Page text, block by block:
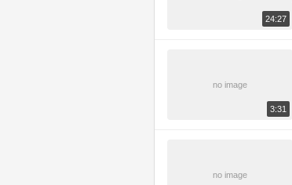
24:27
no image
3:31
no image